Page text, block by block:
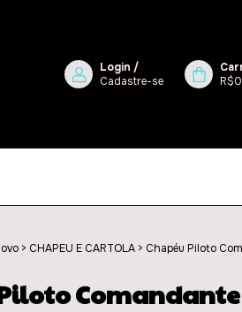
Login /
Cadastre-se
> CHAPEU E CARTOLA > Chapéu Piloto
Comandante